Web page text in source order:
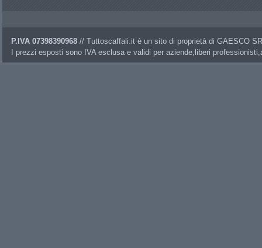
P.IVA 07398390968 // Tuttoscaffali.it è un sito di proprietà di GAESCO
I prezzi esposti sono IVA esclusa e validi per aziende,liberi